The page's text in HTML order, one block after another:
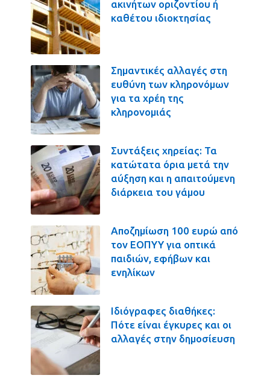
ακινήτων οριζοντίου ή
καθέτου ιδιοκτησίας
Σημαντικές αλλαγές στη
ευθύνη των κληρονόμων
για τα χρέη της
κληρονομιάς
Συντάξεις χηρείας: Τα
κατώτατα όρια μετά την
αύξηση και η απαιτούμενη
διάρκεια του γάμου
Αποζημίωση 100 ευρώ από
τον ΕΟΠΥΥ για οπτικά
παιδιών, εφήβων και
ενηλίκων
Ιδιόγραφες διαθήκες:
Πότε είναι έγκυρες και οι
αλλαγές στην δημοσίευση